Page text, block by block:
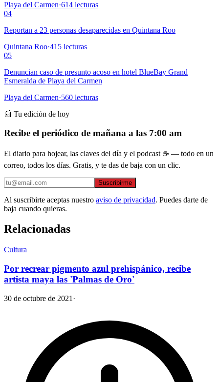
Playa del Carmen·614 lecturas
04
Reportan a 23 personas desaparecidas en Quintana Roo
Quintana Roo·415 lecturas
05
Denuncian caso de presunto acoso en hotel BlueBay Grand
Esmeralda de Playa del Carmen
Playa del Carmen·560 lecturas
📰 Tu edición de hoy
Recibe el periódico de mañana a las 7:00 am
El diario para hojear, las claves del día y el podcast ☕ — todo en un
correo, todos los días. Gratis, y te das de baja con un clic.
Suscribirme
Al suscribirte aceptas nuestro aviso de privacidad. Puedes darte de
baja cuando quieras.
Relacionadas
Cultura
Por recrear pigmento azul prehispánico, recibe
artista maya las 'Palmas de Oro'
30 de octubre de 2021 ·